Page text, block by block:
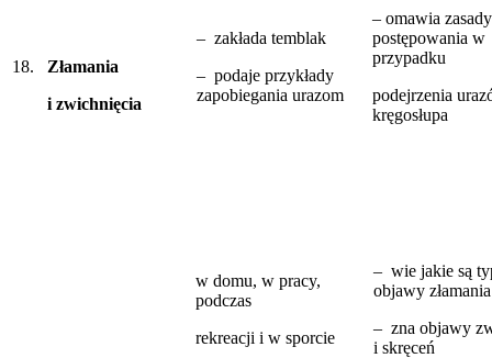
18.
Złamania
i zwichnięcia
– zakłada temblak
– podaje przykłady
zapobiegania urazom
– omawia zasady
postępowania w
przypadku
podejrzenia
kręgosłupa
w domu, w pracy,
podczas
rekreacji i w sporcie
– wie jakie są
objawy złamania
– zna objawy
i skręceń